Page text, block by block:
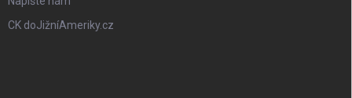
CK doJižníAmeriky.cz